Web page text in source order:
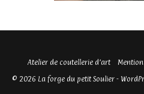
Atelier de coutellerie d’art
© 2026 La forge du petit Soulier -